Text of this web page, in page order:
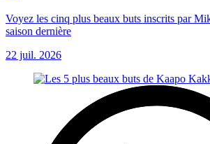
Voyez les cinq plus beaux buts inscrits par
saison dernière
22 juil. 2026